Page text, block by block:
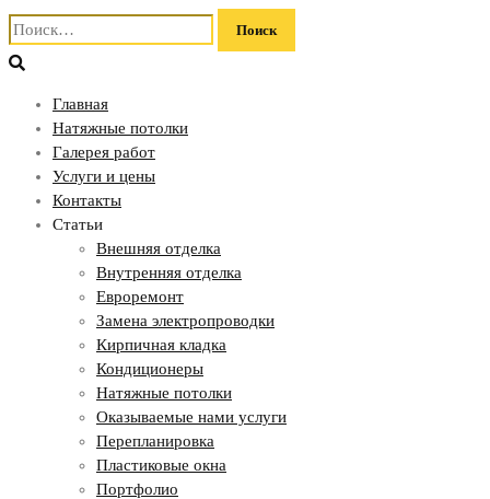
Найти:
Главная
Натяжные потолки
Галерея работ
Услуги и цены
Контакты
Статьи
Внешняя отделка
Внутренняя отделка
Евроремонт
Замена электропроводки
Кирпичная кладка
Кондиционеры
Натяжные потолки
Оказываемые нами услуги
Перепланировка
Пластиковые окна
Портфолио